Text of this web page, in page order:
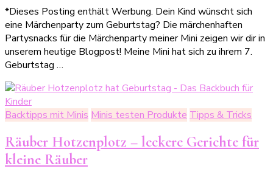
märchenhafte
Snacks
für
die
*Dieses Posting enthält Werbung. Dein Kind wünscht sich
eine Märchenparty zum Geburtstag? Die märchenhaften
Partysnacks für die Märchenparty meiner Mini zeigen wir dir in
unserem heutige Blogpost! Meine Mini hat sich zu ihrem 7.
Geburtstag …
Backtipps mit Minis Minis testen Produkte Tipps & Tricks
Räuber Hotzenplotz – leckere Gerichte für
kleine Räuber